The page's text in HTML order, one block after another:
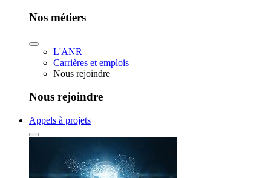
Nos métiers
L'ANR
Carrières et emplois
Nous rejoindre
Nous rejoindre
Appels à projets